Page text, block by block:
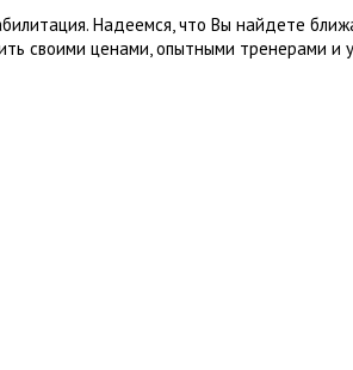
Надеемся, что Вы найдете
своими ценами, опытными тренерами и